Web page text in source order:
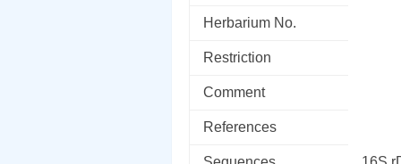
Herbarium No.
Restriction
Comment
References